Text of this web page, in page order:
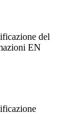
del
EN